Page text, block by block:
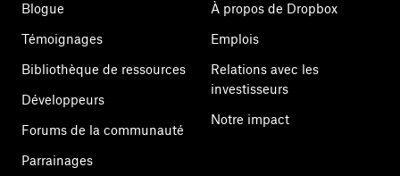
Blogue
Témoignages
Bibliothèque de ressources
Développeurs
Forums de la communauté
Parrainages
À propos de Dropbox
Emplois
Relations avec les
investisseurs
Notre impact